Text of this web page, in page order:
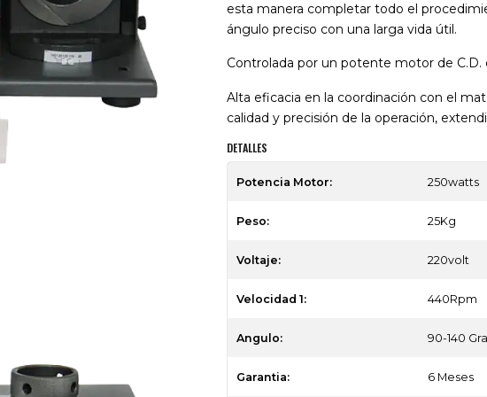
esta manera completar todo el
ángulo preciso con una larga vida útil.
Controlada por un potente motor de C.D.
Alta eficacia en la coordinación con el
calidad y precisión de la operación,
DETALLES
Potencia Motor: 250watts
Peso: 25Kg
Voltaje: 220volt
Velocidad 1: 440Rpm
Angulo: 90-140
Garantia: 6 Meses